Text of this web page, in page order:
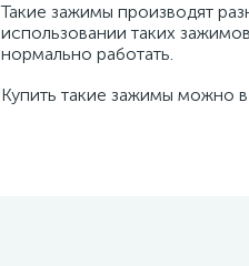
Такие зажимы производят
использовании таких
нормально работать.
Купить такие зажимы можно